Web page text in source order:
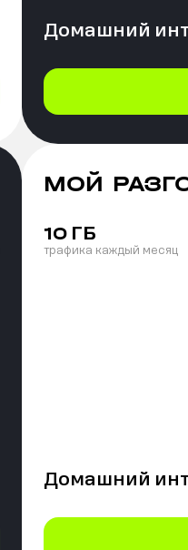
Домашний
МОЙ
10 ГБ
трафика каждый месяц
Домашний